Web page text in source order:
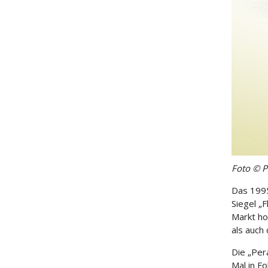
Foto ©
Das
Siegel
Markt
als
Die
Mal in